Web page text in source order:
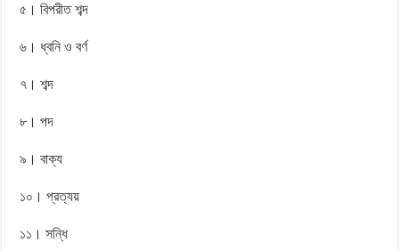
৫। বিপরীত শব্দ
৬। ধ্বনি ও বর্ণ
৭। শব্দ
৮। পদ
৯। বাক্য
১০। প্রত্যয়
১১। সন্ধি